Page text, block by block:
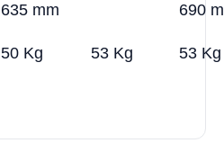
635 mm
690
50 Kg 53 Kg 53 Kg